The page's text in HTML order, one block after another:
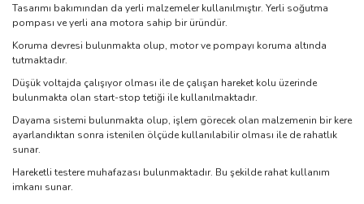
Tasarımı bakımından da yerli malzemeler kullanılmıştır. Yerli soğutma
pompası ve yerli ana motora sahip bir üründür.
Koruma devresi bulunmakta olup, motor ve pompayı koruma altında
tutmaktadır.
Düşük voltajda çalışıyor olması ile de çalışan hareket kolu üzerinde
bulunmakta olan start-stop tetiği ile kullanılmaktadır.
Dayama sistemi bulunmakta olup, işlem görecek olan malzemenin bir kere
ayarlandıktan sonra istenilen ölçüde kullanılabilir olması ile de rahatlık
sunar.
Hareketli testere muhafazası bulunmaktadır. Bu şekilde rahat kullanım
imkanı sunar.